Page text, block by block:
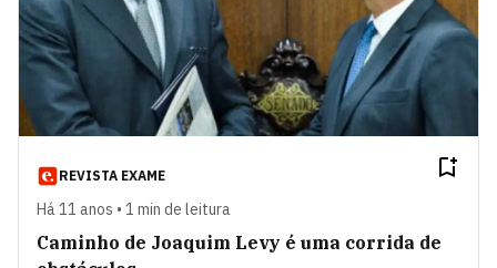
REVISTA EXAME
Há 11 anos • 1 min de leitura
Caminho de Joaquim Levy é uma corrida de